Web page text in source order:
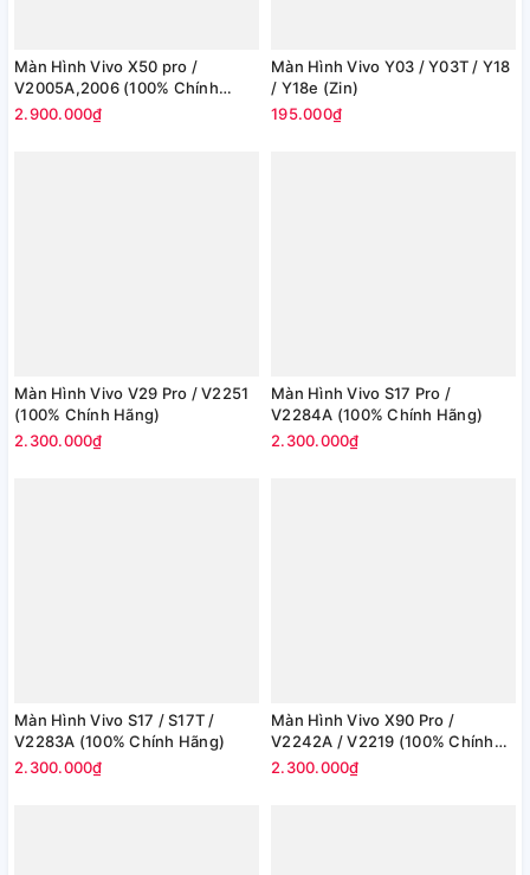
Màn Hình Vivo X50 pro /
V2005A,2006 (100% Chính
Hãng)
2.900.000₫
Màn Hình Vivo Y03 / Y03T / Y18
/ Y18e (Zin)
195.000₫
Màn Hình Vivo V29 Pro / V2251
(100% Chính Hãng)
2.300.000₫
Màn Hình Vivo S17 Pro /
V2284A (100% Chính Hãng)
2.300.000₫
Màn Hình Vivo S17 / S17T /
V2283A (100% Chính Hãng)
2.300.000₫
Màn Hình Vivo X90 Pro /
V2242A / V2219 (100% Chính
Hãng)
2.300.000₫